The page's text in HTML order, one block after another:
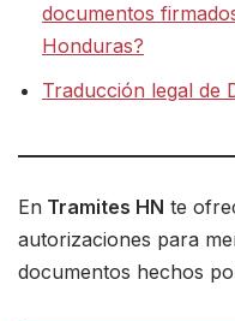
documentos
Honduras?
Traducción legal de
En Tramites HN te
autorizaciones para
documentos hechos